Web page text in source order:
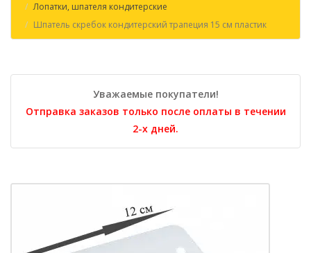
Лопатки, шпателя кондитерские
Шпатель скребок кондитерский трапеция 15 см пластик
Уважаемые покупатели!
Отправка заказов только после оплаты в течении
2-х дней.